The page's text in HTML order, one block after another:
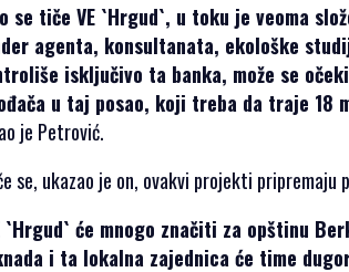
se tiče VE `Hrgud`, u toku je veoma
agenta, konsultanata, ekološke
isključivo ta banka, može se
u taj posao, koji treba da traje 18
je Petrović.
se, ukazao je on, ovakvi projekti
`Hrgud` će mnogo značiti za opštinu
i ta lokalna zajednica će time